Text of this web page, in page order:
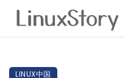
LINUX中国